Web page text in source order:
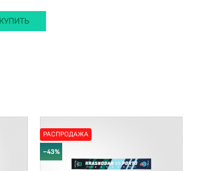
КУПИТЬ
РАСПРОДАЖА
−43%